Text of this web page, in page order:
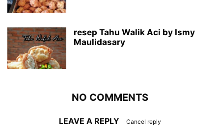
resep Tahu Walik Aci by Ismy
Maulidasary
NO COMMENTS
LEAVE A REPLY Cancel reply